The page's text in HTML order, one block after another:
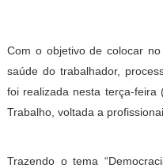
Com o objetivo de colocar
saúde do trabalhador,
foi realizada nesta terça-feira
Trabalho, voltada a
Trazendo o tema